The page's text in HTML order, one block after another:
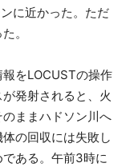
に近かった。ただ
。
をLOCUSTの操作
発射されると、火
ままハドソン川へ
の回収には失敗し
ある。午前3時に